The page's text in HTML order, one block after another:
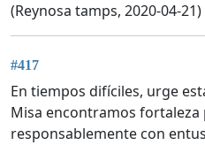
(Reynosa tamps, 2020-04-21)
#417
En tiempos difíciles, urge
Misa encontramos fortaleza
responsablemente con